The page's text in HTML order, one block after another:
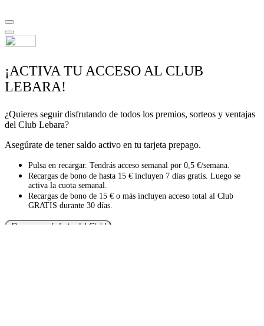
¡ACTIVA TU ACCESO AL CLUB
LEBARA!
¿Quieres seguir disfrutando de todos los premios, sorteos y ventajas
del Club Lebara?
Asegúrate de tener saldo activo en tu tarjeta prepago.
Pulsa en recargar. Tendrás acceso semanal por 0,5 €/semana.
Recargas de bono de hasta 15 € incluyen 7 días gratis. Luego se
activa la cuota semanal.
Recargas de bono de 15 € o más incluyen acceso total al Club
GRATIS durante 30 días.
¡Recarga y disfruta del Club!